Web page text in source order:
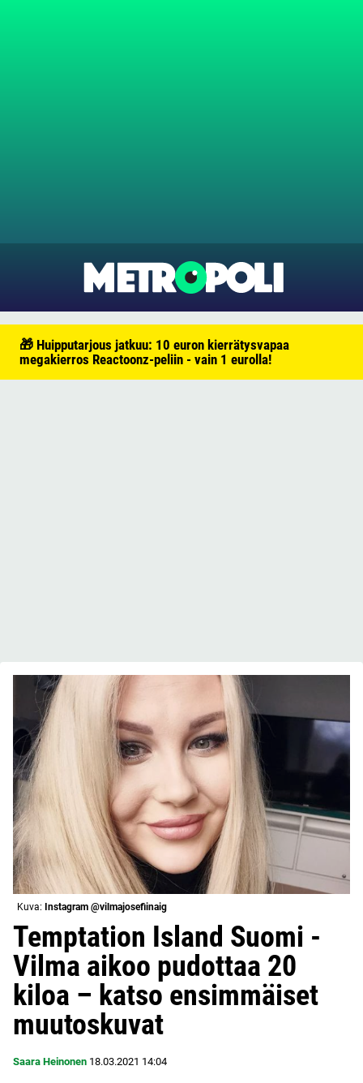
🎁 Huipputarjous jatkuu: 10 euron kierrätysvapaa
megakierros Reactoonz-peliin - vain 1 eurolla!
Kuva: Instagram @vilmajosefiinaig
Temptation Island Suomi -
Vilma aikoo pudottaa 20
kiloa – katso ensimmäiset
muutoskuvat
Saara Heinonen 18.03.2021 14:04